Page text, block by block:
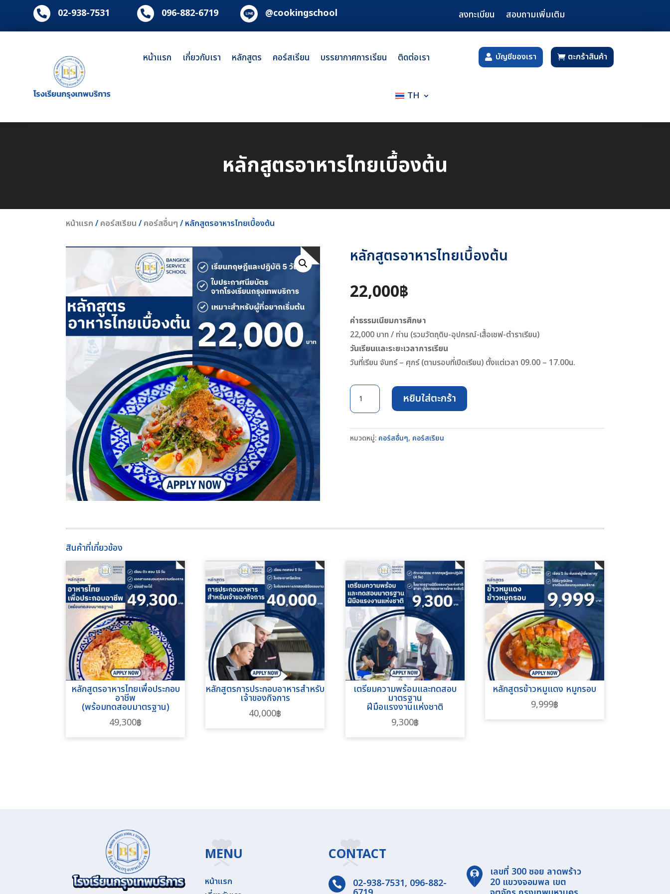
 02-938-7531  096-882-6719 @cookingschool ลงทะเบียน สอบถามเพิ่มเติม
หน้าแรก เกี่ยวกับเรา หลักสูตร คอร์สเรียน บรรยากาศการเรียน ติดต่อเรา
TH
บัญชีของเรา ตะกร้าสินค้า
หลักสูตรอาหารไทยเบื้องต้น
หน้าแรก / คอร์สเรียน / คอร์สอื่นๆ / หลักสูตรอาหารไทยเบื้องต้น
หลักสูตรอาหารไทยเบื้องต้น
22,000฿
ค่าธรรมเนียมการศึกษา
22,000 บาท / ท่าน (รวมวัตถุดิบ-อุปกรณ์-เสื้อเชฟ-ตำราเรียน)
วันเรียนและระยะเวลาการเรียน
วันที่เรียน จันทร์ – ศุกร์ (ตามรอบที่เปิดเรียน) ตั้งแต่เวลา 09.00 – 17.00น.
จำนวน
หลักสูตร
ไทย
เบื้อง
หยิบใส่ตะกร้า
หมวดหมู่: คอร์สอื่นๆ, คอร์สเรียน
สินค้าที่เกี่ยวข้อง
หลักสูตรอาหารไทยเพื่อประกอบ
อาชีพ
(พร้อมทดสอบมาตรฐาน)
49,300฿
หลักสูตรการประกอบอาหารสำหรับ
เจ้าของกิจการ
40,000฿
เตรียมความพร้อมและทดสอบ
มาตรฐาน
ฝีมือแรงงานแห่งชาติ
9,300฿
หลักสูตรข้าวหมูแดง หมูกรอบ
9,999฿
MENU
หน้าแรก
CONTACT
 02-938-7531, 096-882-
เลขที่ 300 ซอย ลาดพร้าว
20 แขวงจอมพล เขต